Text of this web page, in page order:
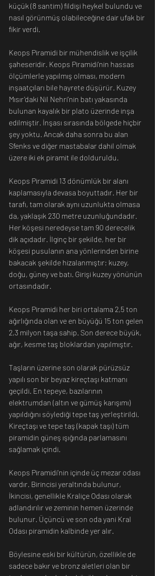
küçük (8 santim) fildişi heykel bulundu ve
nasıl görünmüş olabileceğine dair ufak bir
fikir verdi.
Keops Piramidi bir mühendislik ve işçilik
şaheseridir. Keops Piramidi'nin hassas
ölçümlerle yapılmış olması, modern
inşaatçıları bile hayrete düşürür. Kuzey
Mısır'daki Nil Nehri'nin batı yakasında
bulunan kayalık bir plato üzerinde inşa
edilmiştir. İnşası sırasında bölgede hiçbir
şey yoktu. Ancak daha sonra bu alan
Sfenks ve diğer mastabalar dahil olmak
üzere iki ek piramit ile dolduruldu.
Keops Piramidi 13 dönümlük bir alanı
kaplamasıyla devasa boyuttadır. Her bir
tarafı, tam olarak aynı uzunlukta olmasa
da, yaklaşık 230 metre uzunluğundadır.
Her köşesi neredeyse tam 90 derecelik
dik açıdadır. İlginç bir şekilde, her bir
köşesi pusulanın ana yönlerinden birine
bakacak şekilde hizalanmıştır; kuzey,
doğu, güney ve batı. Girişi kuzey yönünün
ortasındadır.
Keops Piramidi her biri ortalama 2,5 ton
ağırlığında olan ve en büyüğü 15 ton gelen
2,3 milyon taşa sahip. Son derece büyük,
ağır, kesme taş bloklardan yapılmıştır.
Taşların üzerine son olarak pürüzsüz
yapılı son bir beyaz kireçtaşı katmanı
geçildi. En tepeye, bazılarının
elektrumdan (altın ve gümüş karışımı)
yapıldığını söylediği tepe taş yerleştirildi.
Kireçtaşı ve tepe taş (kapak taşı) tüm
piramidin güneş ışığında parlamasını
sağlamak içindi.
Keops Piramidi'nin içinde üç mezar odası
vardır. Birincisi yeraltında bulunur,
İkincisi, genellikle Kraliçe Odası olarak
adlandırılır ve zeminin hemen üzerinde
bulunur. Üçüncü ve son oda yani Kral
Odası piramidin kalbinde yer alır.
Böylesine eski bir kültürün, özellikle de
sadece bakır ve bronz aletleri olan bir